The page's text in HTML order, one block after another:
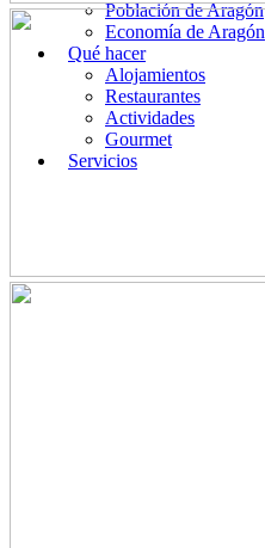
Población de Aragón
Economía de Aragón
Qué hacer
Alojamientos
Restaurantes
Actividades
Gourmet
Servicios